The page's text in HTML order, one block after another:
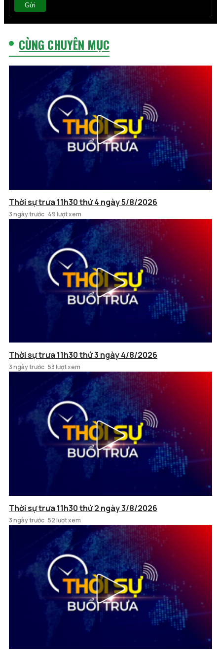
Gửi
CÙNG CHUYÊN MỤC
Thời sự trưa 11h30 thứ 4 ngày 5/8/2026
3 ngày trước 49 lượt xem
Thời sự trưa 11h30 thứ 3 ngày 4/8/2026
3 ngày trước 53 lượt xem
Thời sự trưa 11h30 thứ 2 ngày 3/8/2026
3 ngày trước 52 lượt xem